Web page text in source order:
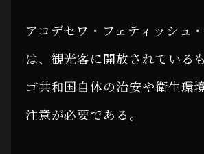
アコデセワ・フェティッシュ
は、観光客に開放されている
ゴ共和国自体の治安や衛生環
注意が必要である。